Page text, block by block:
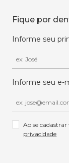
Fique por
Informe seu
Informe seu e-
Ao se
privacidade